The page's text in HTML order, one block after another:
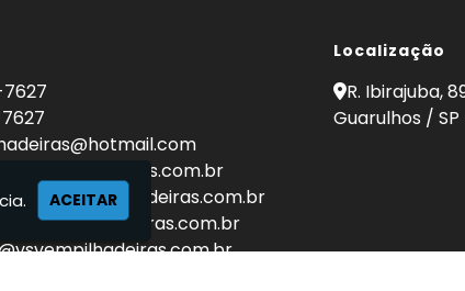
Comprar
a Combustão 25 ton Preço de Empilhadeira 25 ton Venda
Localização
R. Ibirajuba,
Guarulhos /
ACEITAR